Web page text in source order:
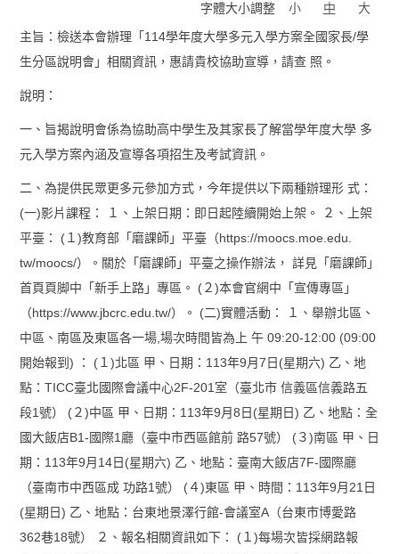
字體大小調整 小 中
大
主旨：檢送本會辦理「114學年度大學多元入學方案全國家長/學
生分區說明會」相關資訊，惠請貴校協助宣導，請查 照。
說明：
一、旨揭說明會係為協助高中學生及其家長了解當學年度大學 多
元入學方案內涵及宣導各項招生及考試資訊。
二、為提供民眾更多元參加方式，今年提供以下兩種辦理形 式：
(一)影片課程： １、上架日期：即日起陸續開始上架。 ２、上架
平臺： (１)教育部「磨課師」平臺（https://moocs.moe.edu.
tw/moocs/）。關於「磨課師」平臺之操作辦法， 詳見「磨課師」
首頁頁脚中「新手上路」專區。 (２)本會官網中「宣傳專區」
（https://www.jbcrc.edu.tw/）。 (二)實體活動： １、舉辦北區、
中區、南區及東區各一場,場次時間皆為上 午 09:20-12:00 (09:00
開始報到) ： (１)北區 甲、日期：113年9月7日(星期六) 乙、地
點：TICC臺北國際會議中心2F-201室（臺北市 信義區信義路五
段1號） (２)中區 甲、日期：113年9月8日(星期日) 乙、地點：全
國大飯店B1-國際1廳（臺中市西區館前 路57號） (３)南區 甲、日
期：113年9月14日(星期六) 乙、地點：臺南大飯店7F-國際廳
（臺南市中西區成 功路1號） (４)東區 甲、時間：113年9月21日
(星期日) 乙、地點：台東地景澤行館-會議室A（台東市博愛路
362巷18號） ２、報名相關資訊如下： (１)每場次皆採網路報